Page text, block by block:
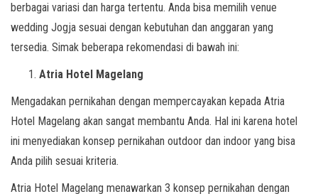
berbagai variasi dan harga tertentu. Anda bisa memilih venue
wedding Jogja sesuai dengan kebutuhan dan anggaran yang
tersedia. Simak beberapa rekomendasi di bawah ini:
Atria Hotel Magelang
Mengadakan pernikahan dengan mempercayakan kepada Atria
Hotel Magelang akan sangat membantu Anda. Hal ini karena hotel
ini menyediakan konsep pernikahan outdoor dan indoor yang bisa
Anda pilih sesuai kriteria.
Atria Hotel Magelang menawarkan 3 konsep pernikahan dengan